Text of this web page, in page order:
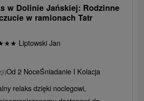
w Dolinie Jańskiej: Rodzinne
w ramionach Tatr
★★ Liptowski Jan
Od 2 NoceŚniadanie I Kolacja
relaks dzięki noclegowi,